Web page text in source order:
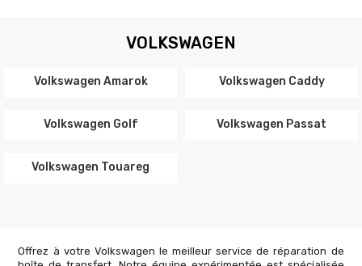
VOLKSWAGEN
Volkswagen Amarok Volkswagen Caddy
Volkswagen Golf Volkswagen Passat
Volkswagen Touareg
Offrez à votre Volkswagen le meilleur service de réparation de